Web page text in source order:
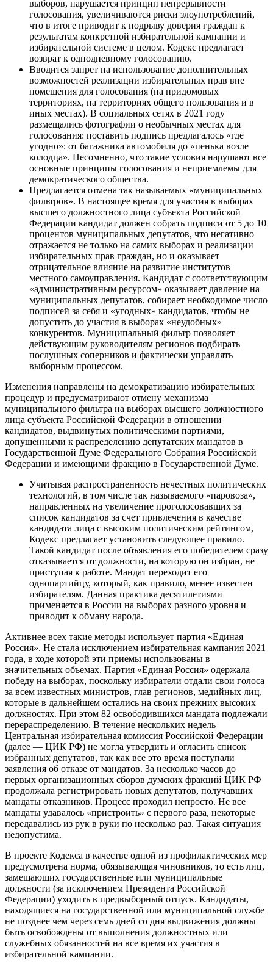
выборов, нарушается принцип непрерывности
голосования, увеличиваются риски злоупотреблений,
что в итоге приводит к подрыву доверия граждан к
результатам конкретной избирательной кампании и
избирательной системе в целом. Кодекс предлагает
возврат к однодневному голосованию.
Вводится запрет на использование дополнительных
возможностей реализации избирательных прав вне
помещения для голосования (на придомовых
территориях, на территориях общего пользования и в
иных местах). В социальных сетях в 2021 году
размещались фотографии о необычных местах для
голосования: поставить подпись предлагалось «где
угодно»: от багажника автомобиля до «пенька возле
колодца». Несомненно, что такие условия нарушают все
основные принципы голосования и неприемлемы для
демократического общества.
Предлагается отмена так называемых «муниципальных
фильтров». В настоящее время для участия в выборах
высшего должностного лица субъекта Российской
Федерации кандидат должен собрать подписи от 5 до 10
процентов муниципальных депутатов, что негативно
отражается не только на самих выборах и реализации
избирательных прав граждан, но и оказывает
отрицательное влияние на развитие институтов
местного самоуправления. Кандидат с соответствующим
«административным ресурсом» оказывает давление на
муниципальных депутатов, собирает необходимое число
подписей за себя и «угодных» кандидатов, чтобы не
допустить до участия в выборах «неудобных»
конкурентов. Муниципальный фильтр позволяет
действующим руководителям регионов подбирать
послушных соперников и фактически управлять
выборным процессом.
Изменения направлены на демократизацию избирательных
процедур и предусматривают отмену механизма
муниципального фильтра на выборах высшего должностного
лица субъекта Российской Федерации в отношении
кандидатов, выдвинутых политическими партиями,
допущенными к распределению депутатских мандатов в
Государственной Думе Федерального Собрания Российской
Федерации и имеющими фракцию в Государственной Думе.
Учитывая распространенность нечестных политических
технологий, в том числе так называемого «паровоза»,
направленных на увеличение проголосовавших за
список кандидатов за счет привлечения в качестве
кандидата лица с высоким политическим рейтингом,
Кодекс предлагает установить следующее правило.
Такой кандидат после объявления его победителем сразу
отказывается от должности, на которую он избран, не
приступая к работе. Мандат переходит его
однопартийцу, который, как правило, менее известен
избирателям. Данная практика десятилетиями
применяется в России на выборах разного уровня и
приводит к обману народа.
Активнее всех такие методы использует партия «Единая
Россия». Не стала исключением избирательная кампания 2021
года, в ходе которой эти приемы использованы в
значительных объемах. Партия «Единая Россия» одержала
победу на выборах, поскольку избиратели отдали свои голоса
за всем известных министров, глав регионов, медийных лиц,
которые в дальнейшем остались на своих прежних высоких
должностях. При этом 82 освободившихся мандата подлежали
перераспределению. В течение нескольких недель
Центральная избирательная комиссия Российской Федерации
(далее — ЦИК РФ) не могла утвердить и огласить список
избранных депутатов, так как все это время поступали
заявления об отказе от мандатов. За несколько часов до
первых организационных сборов думских фракций ЦИК РФ
продолжала регистрировать новых депутатов, получавших
мандаты отказников. Процесс проходил непросто. Не все
мандаты удавалось «пристроить» с первого раза, некоторые
передавались из рук в руки по несколько раз. Такая ситуация
недопустима.
В проекте Кодекса в качестве одной из профилактических мер
предусмотрена норма, обязывающая чиновников, то есть лиц,
замещающих государственные или муниципальные
должности (за исключением Президента Российской
Федерации) уходить в предвыборный отпуск. Кандидаты,
находящиеся на государственной или муниципальной службе
не позднее чем через семь дней со дня выдвижения должны
быть освобождены от выполнения должностных или
служебных обязанностей на все время их участия в
избирательной кампании.